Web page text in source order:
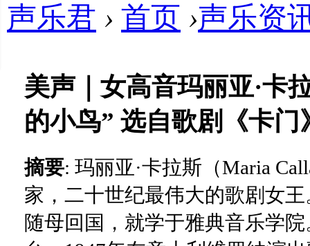
声乐君 › 首页 ›声乐资
美声｜女高音玛丽亚·卡
的小鸟” 选自歌剧《卡门
摘要: 玛丽亚·卡拉斯（Maria
家，二十世纪最伟大的歌剧女
随母回国，就学于雅典音乐学